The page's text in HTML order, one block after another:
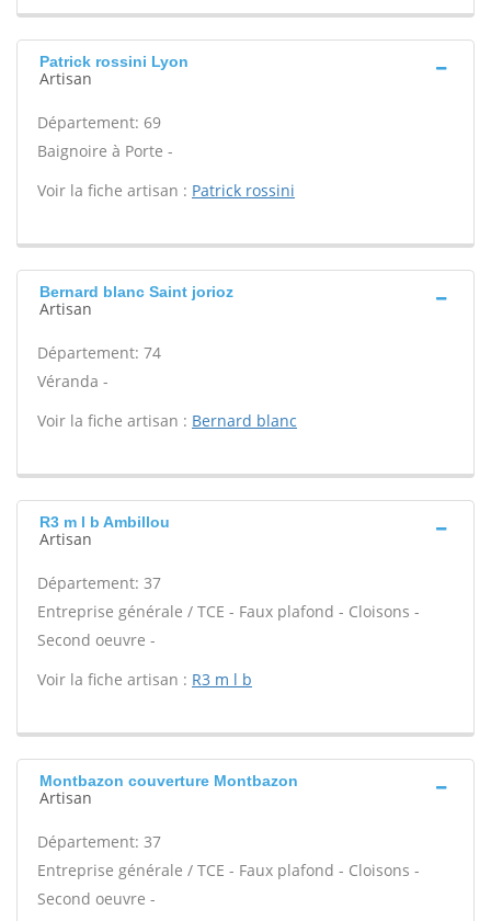
Patrick rossini Lyon
Artisan
Département: 69
Baignoire à Porte -
Voir la fiche artisan : Patrick rossini
Bernard blanc Saint jorioz
Artisan
Département: 74
Véranda -
Voir la fiche artisan : Bernard blanc
R3 m l b Ambillou
Artisan
Département: 37
Entreprise générale / TCE - Faux plafond - Cloisons -
Second oeuvre -
Voir la fiche artisan : R3 m l b
Montbazon couverture Montbazon
Artisan
Département: 37
Entreprise générale / TCE - Faux plafond - Cloisons -
Second oeuvre -